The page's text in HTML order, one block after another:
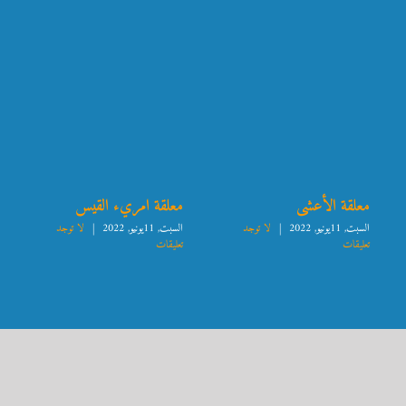
معلقة الأعشى
السبت, 11يونيو, 2022 | لا توجد
تعليقات
معلقة امريء القيس
السبت, 11يونيو, 2022 | لا توجد
تعليقات